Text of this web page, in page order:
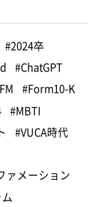
#2024卒
#ChatGPT
#Form10-K
#MBTI
#VUCA時代
ァメーション